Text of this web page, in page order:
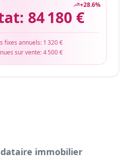
+28.6%
84 180 €
fixes annuels: 1 320 €
sur vente:4 500 €
immobilier